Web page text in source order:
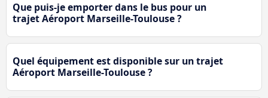
Que puis-je emporter dans le bus pour un
trajet Aéroport Marseille-Toulouse ?
Quel équipement est disponible sur un trajet
Aéroport Marseille-Toulouse ?